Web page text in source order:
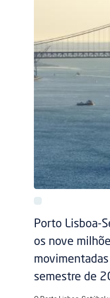
Porto Lisboa-
os nove
semestre de